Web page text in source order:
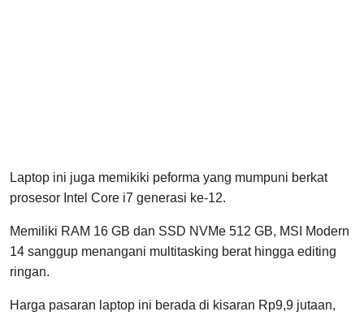
Laptop ini juga memikiki peforma yang mumpuni berkat
prosesor Intel Core i7 generasi ke-12.
Memiliki RAM 16 GB dan SSD NVMe 512 GB, MSI Modern
14 sanggup menangani multitasking berat hingga editing
ringan.
Harga pasaran laptop ini berada di kisaran Rp9,9 jutaan,